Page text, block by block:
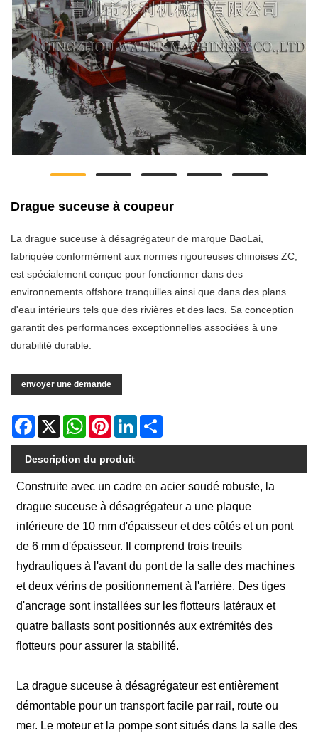
Drague suceuse à coupeur
La drague suceuse à désagrégateur de marque BaoLai,
fabriquée conformément aux normes rigoureuses chinoises ZC,
est spécialement conçue pour fonctionner dans des
environnements offshore tranquilles ainsi que dans des plans
d'eau intérieurs tels que des rivières et des lacs. Sa conception
garantit des performances exceptionnelles associées à une
durabilité durable.
envoyer une demande
Facebook
X WhatsAppPinterestLinkedIn
Description du produit
Construite avec un cadre en acier soudé robuste, la
drague suceuse à désagrégateur a une plaque
inférieure de 10 mm d'épaisseur et des côtés et un pont
de 6 mm d'épaisseur. Il comprend trois treuils
hydrauliques à l'avant du pont de la salle des machines
et deux vérins de positionnement à l'arrière. Des tiges
d'ancrage sont installées sur les flotteurs latéraux et
quatre ballasts sont positionnés aux extrémités des
flotteurs pour assurer la stabilité.
La drague suceuse à désagrégateur est entièrement
démontable pour un transport facile par rail, route ou
mer. Le moteur et la pompe sont situés dans la salle des